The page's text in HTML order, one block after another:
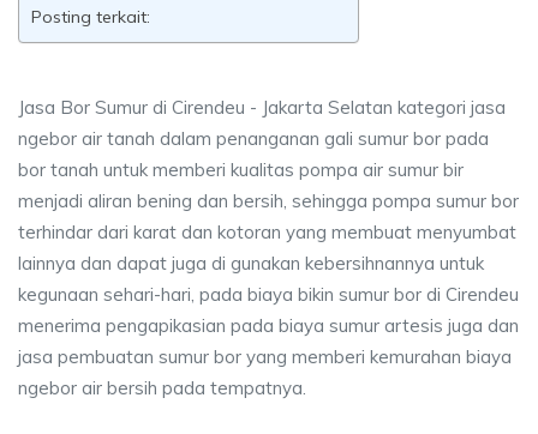
Posting terkait:
Jasa Bor Sumur di Cirendeu - Jakarta Selatan kategori jasa
ngebor air tanah dalam penanganan gali sumur bor pada
bor tanah untuk memberi kualitas pompa air sumur bir
menjadi aliran bening dan bersih, sehingga pompa sumur bor
terhindar dari karat dan kotoran yang membuat menyumbat
lainnya dan dapat juga di gunakan kebersihnannya untuk
kegunaan sehari-hari, pada biaya bikin sumur bor di Cirendeu
menerima pengapikasian pada biaya sumur artesis juga dan
jasa pembuatan sumur bor yang memberi kemurahan biaya
ngebor air bersih pada tempatnya.